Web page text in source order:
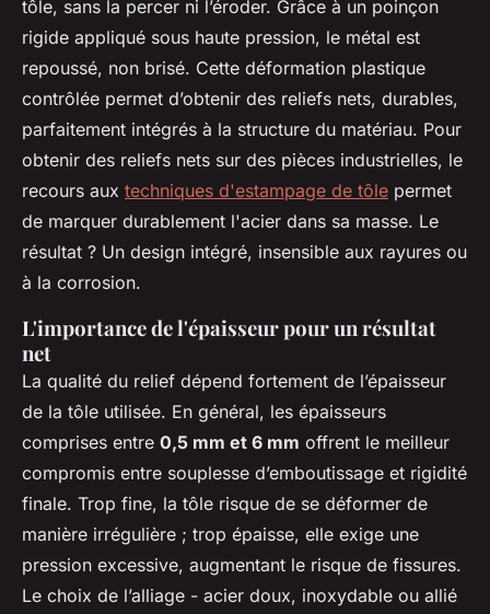
tôle, sans la percer ni l’éroder. Grâce à un poinçon
rigide appliqué sous haute pression, le métal est
repoussé, non brisé. Cette déformation plastique
contrôlée permet d’obtenir des reliefs nets, durables,
parfaitement intégrés à la structure du matériau. Pour
obtenir des reliefs nets sur des pièces industrielles, le
recours aux techniques d'estampage de tôle permet
de marquer durablement l'acier dans sa masse. Le
résultat ? Un design intégré, insensible aux rayures ou
à la corrosion.
L'importance de l'épaisseur pour un résultat
net
La qualité du relief dépend fortement de l’épaisseur
de la tôle utilisée. En général, les épaisseurs
comprises entre 0,5 mm et 6 mm offrent le meilleur
compromis entre souplesse d’emboutissage et rigidité
finale. Trop fine, la tôle risque de se déformer de
manière irrégulière ; trop épaisse, elle exige une
pression excessive, augmentant le risque de fissures.
Le choix de l’alliage - acier doux, inoxydable ou allié